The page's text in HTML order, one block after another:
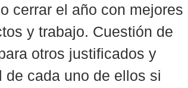
cerrar el año con mejores
y trabajo. Cuestión de
otros justificados y
de cada uno de ellos si